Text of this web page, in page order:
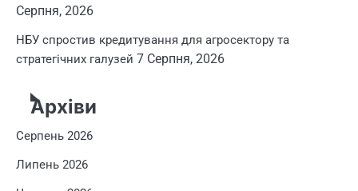
Серпня, 2026
НБУ спростив кредитування для агросектору та
стратегічних галузей 7 Серпня, 2026
Архіви
Серпень 2026
Липень 2026